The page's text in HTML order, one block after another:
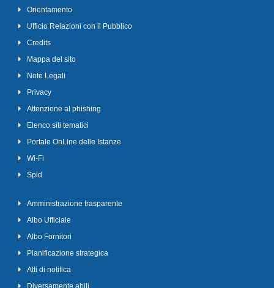
Orientamento
Ufficio Relazioni con il Pubblico
Credits
Mappa del sito
Note Legali
Privacy
Attenzione al phishing
Elenco siti tematici
Portale OnLine delle Istanze
Wi-Fi
Spid
Amministrazione trasparente
Albo Ufficiale
Albo Fornitori
Pianificazione strategica
Atti di notifica